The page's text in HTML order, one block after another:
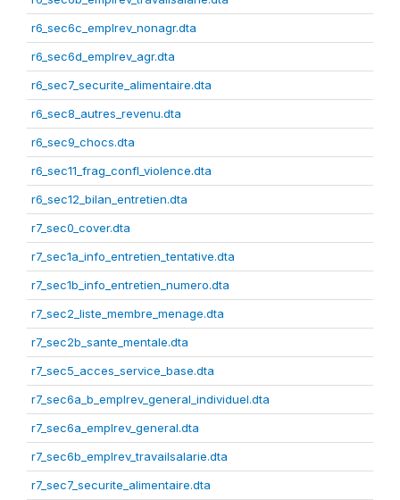
r6_sec6c_emplrev_nonagr.dta
r6_sec6d_emplrev_agr.dta
r6_sec7_securite_alimentaire.dta
r6_sec8_autres_revenu.dta
r6_sec9_chocs.dta
r6_sec11_frag_confl_violence.dta
r6_sec12_bilan_entretien.dta
r7_sec0_cover.dta
r7_sec1a_info_entretien_tentative.dta
r7_sec1b_info_entretien_numero.dta
r7_sec2_liste_membre_menage.dta
r7_sec2b_sante_mentale.dta
r7_sec5_acces_service_base.dta
r7_sec6a_b_emplrev_general_individuel.dta
r7_sec6a_emplrev_general.dta
r7_sec6b_emplrev_travailsalarie.dta
r7_sec7_securite_alimentaire.dta